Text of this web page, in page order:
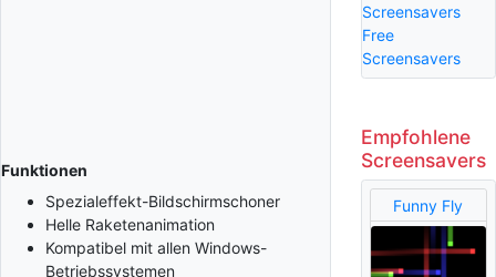
Funktionen
Spezialeffekt-Bildschirmschoner
Helle Raketenanimation
Kompatibel mit allen Windows-
Betriebssystemen
Screensavers
Free
Screensavers
Empfohlene
Screensavers
Funny Fly